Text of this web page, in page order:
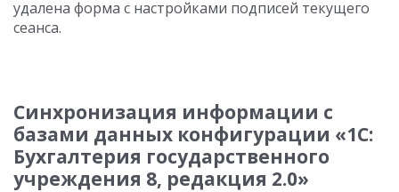
удалена форма с настройками подписей текущего
сеанса.
Синхронизация информации с
базами данных конфигурации «1С:
Бухгалтерия государственного
учреждения 8, редакция 2.0»